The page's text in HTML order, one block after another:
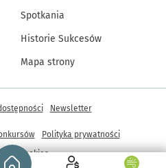
Strona główna - wroclaw.pl
Spotkania
Historie Sukcesów
Mapa strony
Newsletter
Polityka prywatności
cookies